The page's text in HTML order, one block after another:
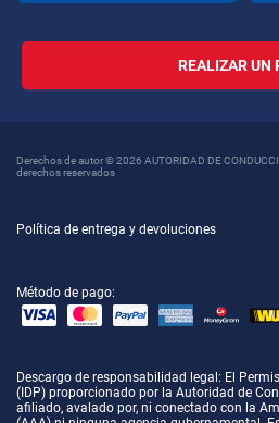
REALIZAR UN
Derechos de autor © 2026 AUTORIDAD DE
derechos reservados
Política de entrega y devoluciones
Método de pago:
Descargo de responsabilidad legal : El
(IDP) proporcionado por la Autoridad de
afiliado, avalado por, ni conectado con la